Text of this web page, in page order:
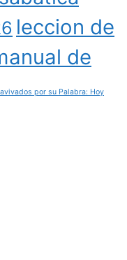
leccion de
de
por su Palabra: Hoy